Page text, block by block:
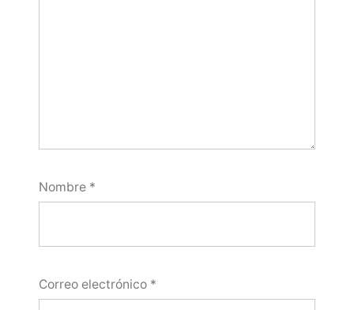
Nombre *
Correo electrónico *